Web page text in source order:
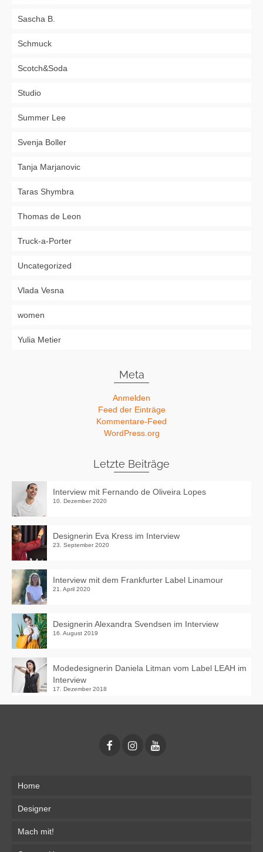
Sascha B.
Schmuck
Scotch&Soda
Studio
Summer Lee
Svenja Boller
Tanja Marjanovic
Taras Shymbra
Thomas de Leon
Truck-a-Porter
Uncategorized
Vlada Vesna
women
Yulia Metier
Meta
Anmelden
Feed der Einträge
Kommentare-Feed
WordPress.org
Letzte Beiträge
Interview mit Fernando de Oliveira Lopes
10. Dezember 2020
Designerin Eva Kress im Interview
23. September 2020
Interview mit dem Frankfurter Label Linamour
21. April 2020
Designerin Alexandra Svendsen im Interview
16. August 2019
Modedesignerin Daniela Litman vom Label LEAH im
Interview
17. Dezember 2018
Home
Designer
Mach mit!